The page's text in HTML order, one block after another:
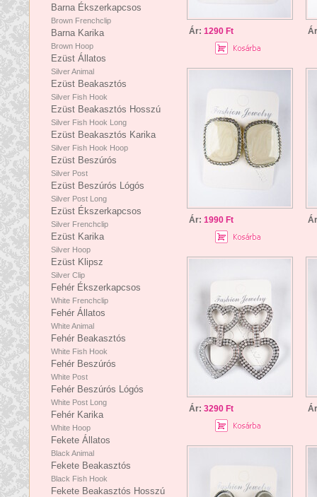
Barna Ékszerkapcsos
Brown Frenchclip
Barna Karika
Brown Hoop
Ezüst Állatos
Silver Animal
Ezüst Beakasztós
Silver Fish Hook
Ezüst Beakasztós Hosszú
Silver Fish Hook Long
Ezüst Beakasztós Karika
Silver Fish Hook Hoop
Ezüst Beszúrós
Silver Post
Ezüst Beszúrós Lógós
Silver Post Long
Ezüst Ékszerkapcsos
Silver Frenchclip
Ezüst Karika
Silver Hoop
Ezüst Klipsz
Silver Clip
Fehér Ékszerkapcsos
White Frenchclip
Fehér Állatos
White Animal
Fehér Beakasztós
White Fish Hook
Fehér Beszúrós
White Post
Fehér Beszúrós Lógós
White Post Long
Fehér Karika
White Hoop
Fekete Állatos
Black Animal
Fekete Beakasztós
Black Fish Hook
Fekete Beakasztós Hosszú
Ár: 1290 Ft
Ár: 1990 Ft
Ár: 3290 Ft